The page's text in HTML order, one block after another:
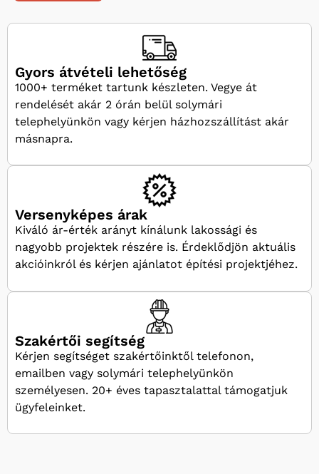
Gyors átvételi lehetőség
1000+ terméket tartunk készleten. Vegye át
rendelését akár 2 órán belül solymári
telephelyünkön vagy kérjen házhozszállítást akár
másnapra.
Versenyképes árak
Kiváló ár-érték arányt kínálunk lakossági és
nagyobb projektek részére is. Érdeklődjön aktuális
akcióinkról és kérjen ajánlatot építési projektjéhez.
Szakértői segítség
Kérjen segítséget szakértőinktől telefonon,
emailben vagy solymári telephelyünkön
személyesen. 20+ éves tapasztalattal támogatjuk
ügyfeleinket.